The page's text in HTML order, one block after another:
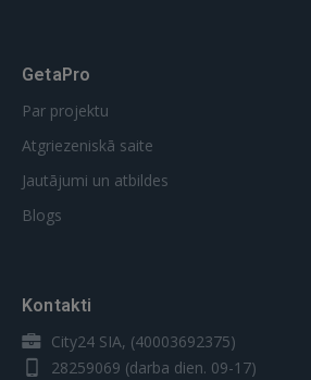
GetaPro
Par projektu
Atgriezeniskā saite
Jautājumi un atbildes
Blogs
Kontakti
City24 SIA, (40003692375)
28259069 (darba dien. 09-17)